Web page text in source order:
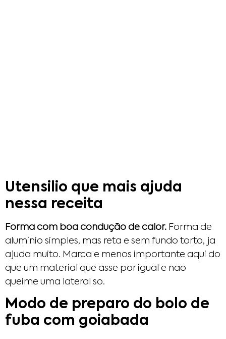
Utensilio que mais ajuda
nessa receita
Forma com boa condução de calor. Forma de
aluminio simples, mas reta e sem fundo torto, ja
ajuda muito. Marca e menos importante aqui do
que um material que asse por igual e nao
queime uma lateral so.
Modo de preparo do bolo de
fuba com goiabada